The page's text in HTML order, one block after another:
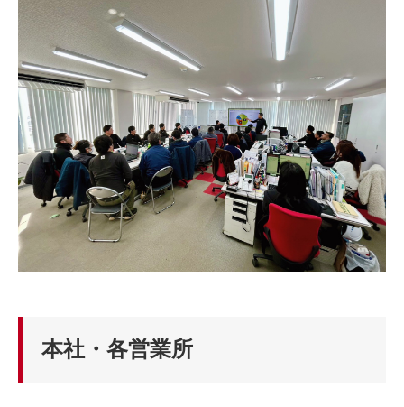
本社・各営業所